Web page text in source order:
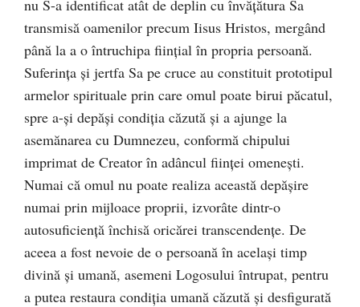
nu S-a identificat atât de deplin cu învăţătura Sa
transmisă oamenilor precum Iisus Hristos, mergând
până la a o întruchipa fiinţial în propria persoană.
Suferinţa şi jertfa Sa pe cruce au constituit prototipul
armelor spirituale prin care omul poate birui păcatul,
spre a-şi depăşi condiţia căzută şi a ajunge la
asemănarea cu Dumnezeu, conformă chipului
imprimat de Creator în adâncul fiinţei omeneşti.
Numai că omul nu poate realiza această depăşire
numai prin mijloace proprii, izvorâte dintr-o
autosuficienţă închisă oricărei transcendenţe. De
aceea a fost nevoie de o persoană în acelaşi timp
divină şi umană, asemeni Logosului întrupat, pentru
a putea restaura condiţia umană căzută şi desfigurată